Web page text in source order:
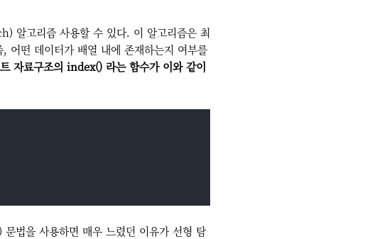
알고리즘 사용할 수 있다. 이 알고리즘은 최
어떤 데이터가 배열 내에 존재하는지 여부를
자료구조의 index() 라는 함수가 이와 같이
법을 사용하면 매우 느렸던 이유가 선형 탐